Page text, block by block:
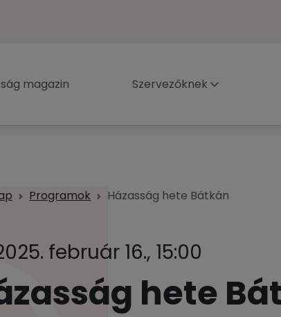
magazin Szervezőknek
Programok Házasság hete Bátkán
február 16., 15:00
hete